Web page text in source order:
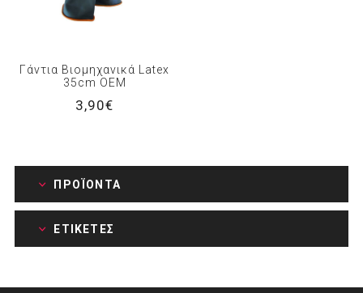
Γάντια Βιομηχανικά Latex
35cm OEM
3,90€
ΠΡΟΪΌΝΤΑ
ΕΤΙΚΈΤΕΣ